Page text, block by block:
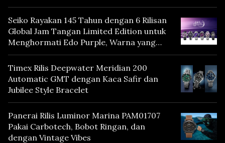
Seiko Rayakan 145 Tahun dengan 6 Rilisan
Global Jam Tangan Limited Edition untuk
Menghormati Edo Purple, Warna yang
Mencerminkan Warisan Tokyo
Timex Rilis Deepwater Meridian 200
Automatic GMT dengan Kaca Safir dan
Jubilee Style Bracelet
Panerai Rilis Luminor Marina PAM01707
Pakai Carbotech, Bobot Ringan, dan
dengan Vintage Vibes